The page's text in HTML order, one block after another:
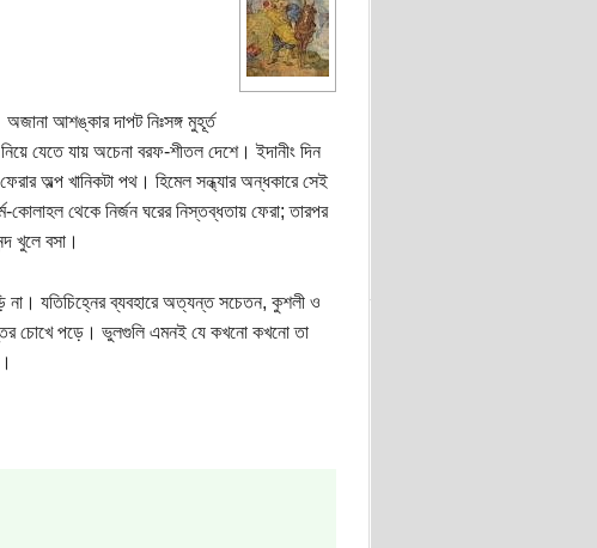
আশঙ্কার দাপট নিঃসঙ্গ মুহূর্ত
যেতে যায় অচেনা বরফ-শীতল দেশে। ইদানীং দিন
অল্প খানিকটা পথ। হিমেল সন্ধ্যার অন্ধকারে সেই
থেকে নির্জন ঘরের নিস্তব্ধতায় ফেরা; তারপর
খুলে বসা।
যতিচিহ্নের ব্যবহারে অত্যন্ত সচেতন, কুশলী ও
চোখে পড়ে। ভুলগুলি এমনই যে কখনো কখনো তা